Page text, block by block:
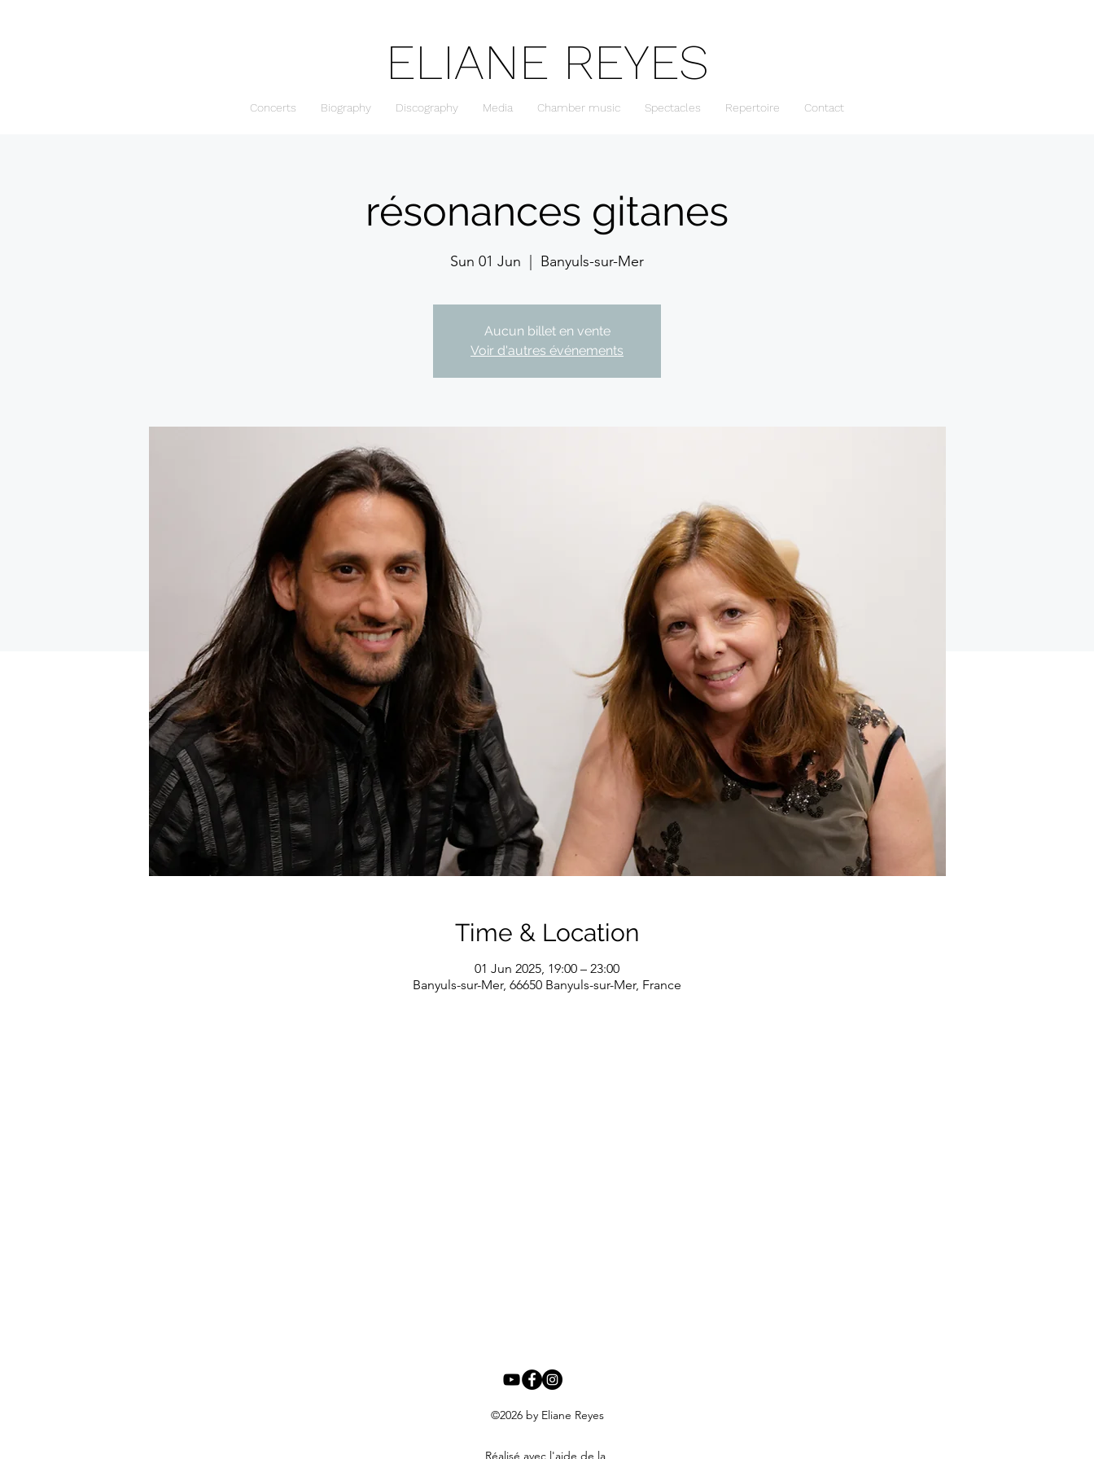
ELIANE REYES
Concerts Biography Discography Media Chamber music Spectacles Repertoire Contact
résonances gitanes
Sun 01 Jun Banyuls-sur-Mer
Aucun billet en vente
Voir d'autres événements
Time & Location
01 Jun 2025, 19:00 – 23:00
Banyuls-sur-Mer, 66650 Banyuls-sur-Mer, France
©2026by Eliane Reyes
Réalisé avec l'aide de la